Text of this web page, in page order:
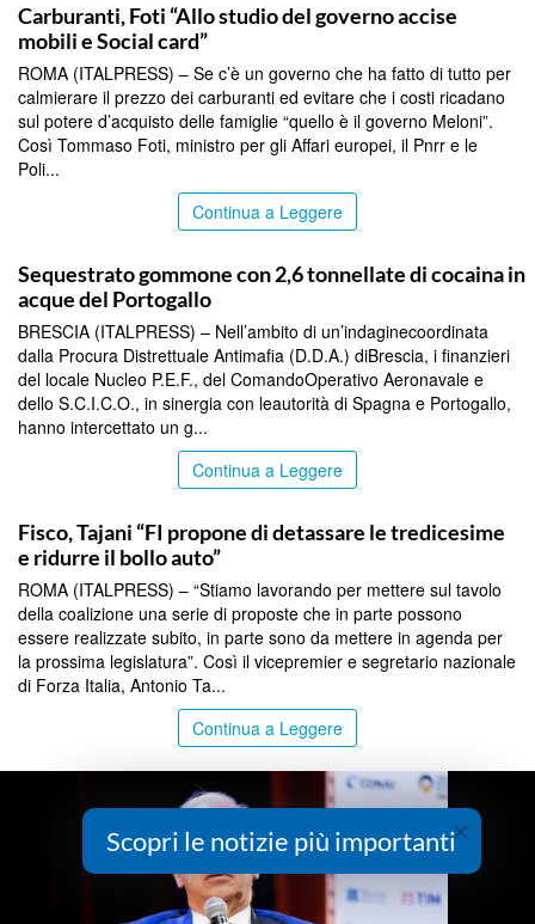
Carburanti, Foti “Allo studio del governo accise
mobili e Social card”
ROMA (ITALPRESS) – Se c’è un governo che ha fatto di tutto per
calmierare il prezzo dei carburanti ed evitare che i costi ricadano
sul potere d’acquisto delle famiglie “quello è il governo Meloni”.
Così Tommaso Foti, ministro per gli Affari europei, il Pnrr e le
Poli...
Continua a Leggere
Sequestrato gommone con 2,6 tonnellate di cocaina in
acque del Portogallo
BRESCIA (ITALPRESS) – Nell’ambito di un’indaginecoordinata
dalla Procura Distrettuale Antimafia (D.D.A.) diBrescia, i finanzieri
del locale Nucleo P.E.F., del ComandoOperativo Aeronavale e
dello S.C.I.C.O., in sinergia con leautorità di Spagna e Portogallo,
hanno intercettato un g...
Continua a Leggere
Fisco, Tajani “FI propone di detassare le tredicesime
e ridurre il bollo auto”
ROMA (ITALPRESS) – “Stiamo lavorando per mettere sul tavolo
della coalizione una serie di proposte che in parte possono
essere realizzate subito, in parte sono da mettere in agenda per
la prossima legislatura”. Così il vicepremier e segretario nazionale
di Forza Italia, Antonio Ta...
Continua a Leggere
×
Scopri le notizie più importanti